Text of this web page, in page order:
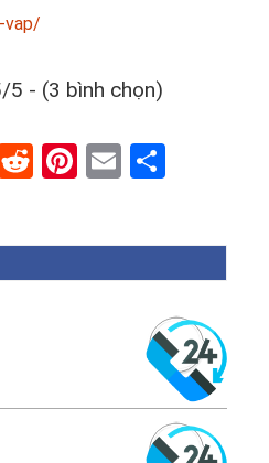
vap/
5 - (3 bình chọn)
RedditPinterest
Email